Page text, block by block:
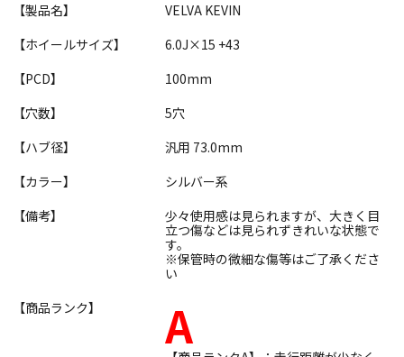
【製品名】
VELVA KEVIN
【ホイールサイズ】
6.0J×15 +43
【PCD】
100mm
【穴数】
5穴
【ハブ径】
汎用 73.0mm
【カラー】
シルバー系
【備考】
少々使用感は見られますが、大きく目
立つ傷などは見られずきれいな状態で
す。
※保管時の微細な傷等はご了承くださ
い
【商品ランク】
A